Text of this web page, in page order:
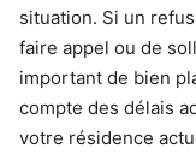
situation. Si un
faire appel ou de
important de bien
compte des délais
votre résidence